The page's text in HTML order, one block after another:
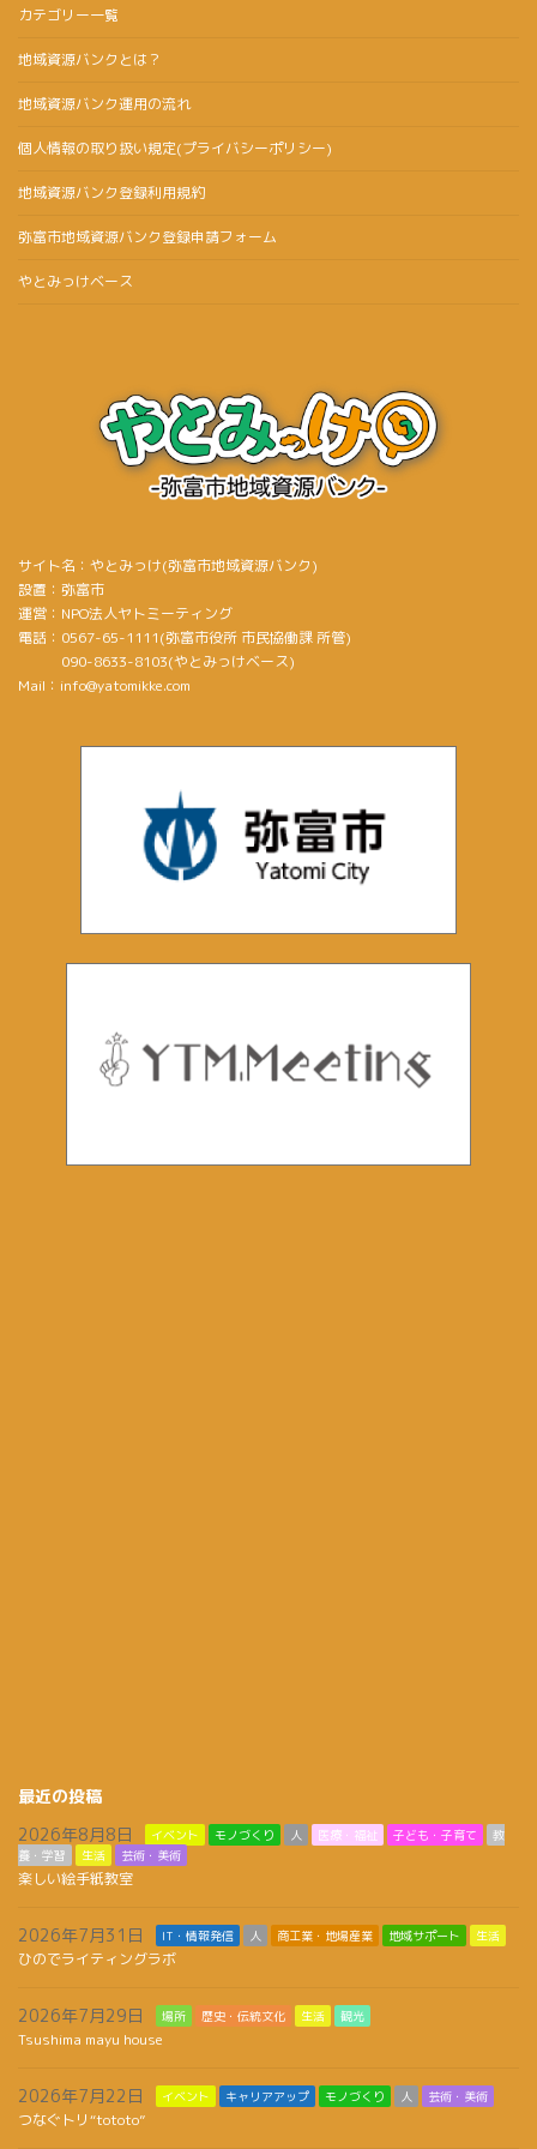
カテゴリー一覧
地域資源バンクとは？
地域資源バンク運用の流れ
個人情報の取り扱い規定(プライバシーポリシー)
地域資源バンク登録利用規約
弥富市地域資源バンク登録申請フォーム
やとみっけベース
サイト名：やとみっけ(弥富市地域資源バンク)
設置：弥富市
運営：NPO法人ヤトミーティング
電話：0567-65-1111(弥富市役所 市民協働課 所管)
090-8633-8103(やとみっけベース)
Mail：info@yatomikke.com
最近の投稿
2026年8月8日
イベント モノづくり 人 医療・福祉 子ども・子育て
教
養・学習
生活 芸術・美術
楽しい絵手紙教室
2026年7月31日 IT・情報発信 人 商工業・地場産業 地域サポート 生活
ひのでライティングラボ
2026年7月29日 場所 歴史・伝統文化 生活 観光
Tsushima mayu house
2026年7月22日 イベント キャリアアップ モノづくり 人 芸術・美術
つなぐトリ“tototo”